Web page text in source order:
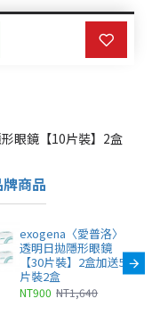
眼鏡【10片裝】2盒
商品
exogena〈愛普洛〉
透明日拋隱形眼鏡
【30片裝】2盒加送5
片裝2盒
NT900 NT1,640